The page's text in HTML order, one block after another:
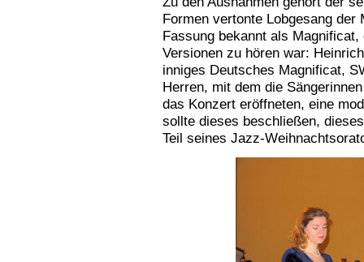
Formen vertonte Lobgesang
Fassung bekannt als
Versionen zu hören war:
inniges Deutsches Magnificat,
Herren, mit dem die
das Konzert eröffneten, eine
sollte dieses beschließen,
Teil seines Jazz-